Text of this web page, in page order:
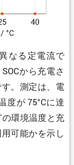
なる定電流で
から充電さ
。測定は、電
度が 75°Cに達
環境温度と充
可能かを示し